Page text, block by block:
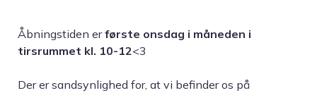
Åbningstiden erførste onsdag i måneden i
tirsrummet kl. 10-12<3
Der er sandsynlighed for, at vi befinder os på